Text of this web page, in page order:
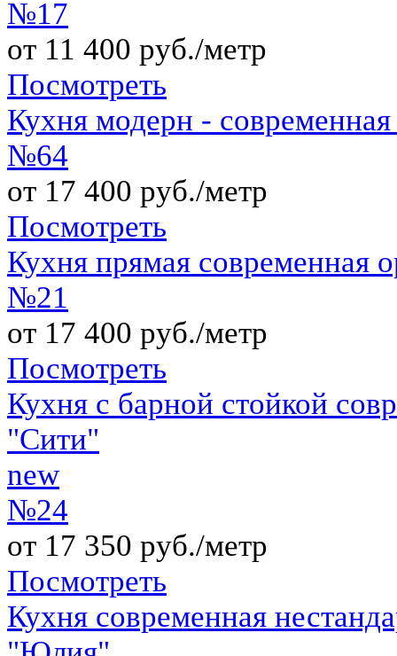
№17
от 11 400 руб./метр
Посмотреть
Кухня модерн -
№64
от 17 400 руб./метр
Посмотреть
Кухня прямая
№21
от 17 400 руб./метр
Посмотреть
Кухня с барной стойкой
"Сити"
new
№24
от 17 350 руб./метр
Посмотреть
Кухня современная